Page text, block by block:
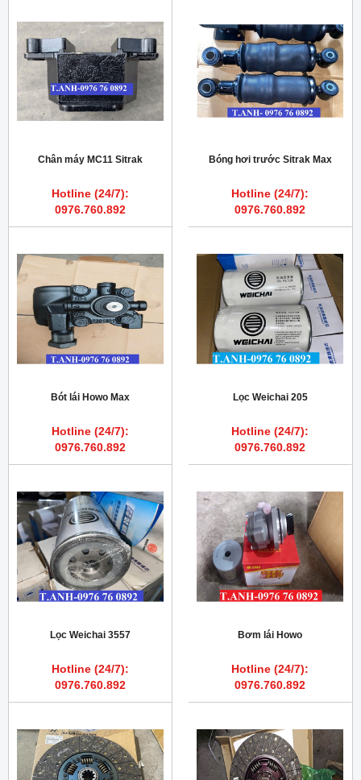
Chân máy MC11 Sitrak
Hotline (24/7):
0976.760.892
Bóng hơi trước Sitrak Max
Hotline (24/7):
0976.760.892
Bót lái Howo Max
Hotline (24/7):
0976.760.892
Lọc Weichai 205
Hotline (24/7):
0976.760.892
Lọc Weichai 3557
Hotline (24/7):
0976.760.892
Bơm lái Howo
Hotline (24/7):
0976.760.892